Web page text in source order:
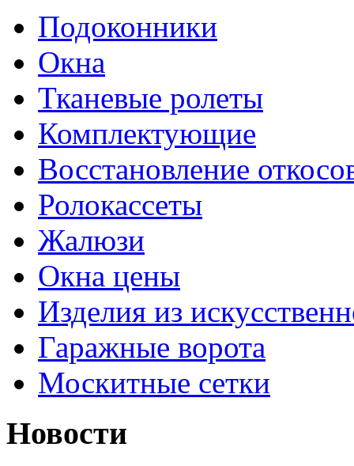
Подоконники
Окна
Тканевые ролеты
Комплектующие
Восстановление
Ролокассеты
Жалюзи
Окна цены
Изделия из
Гаражные ворота
Москитные сетки
Новости